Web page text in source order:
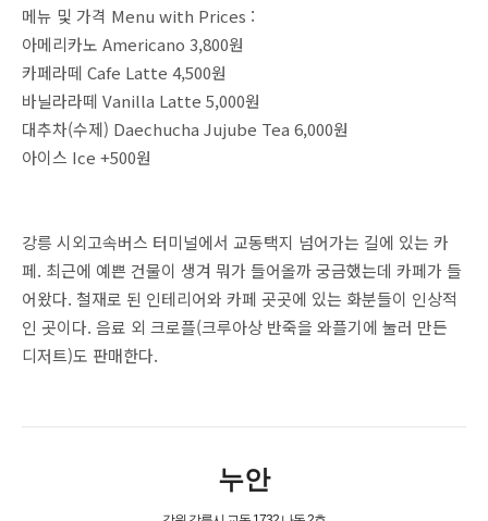
메뉴 및 가격 Menu with Prices :
아메리카노 Americano 3,800원
카페라떼 Cafe Latte 4,500원
바닐라라떼 Vanilla Latte 5,000원
대추차(수제) Daechucha Jujube Tea 6,000원
아이스 Ice +500원
강릉 시외고속버스 터미널에서 교동택지 넘어가는 길에 있는 카
페. 최근에 예쁜 건물이 생겨 뭐가 들어올까 궁금했는데 카페가 들
어왔다. 철재로 된 인테리어와 카페 곳곳에 있는 화분들이 인상적
인 곳이다. 음료 외 크로플(크루아상 반죽을 와플기에 눌러 만든
디저트)도 판매한다.